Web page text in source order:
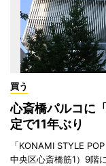
買う
心斎橋パルコに
定で11年ぶり
「KONAMI STYLE
中央区心斎橋筋1）9階